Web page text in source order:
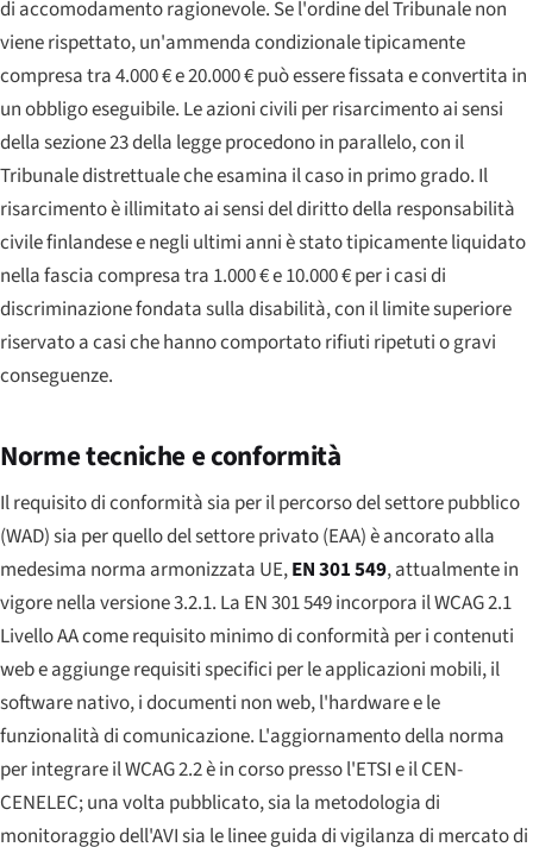
di accomodamento ragionevole. Se l'ordine del Tribunale non
viene rispettato, un'ammenda condizionale tipicamente
compresa tra 4.000 € e 20.000 € può essere fissata e convertita in
un obbligo eseguibile. Le azioni civili per risarcimento ai sensi
della sezione 23 della legge procedono in parallelo, con il
Tribunale distrettuale che esamina il caso in primo grado. Il
risarcimento è illimitato ai sensi del diritto della responsabilità
civile finlandese e negli ultimi anni è stato tipicamente liquidato
nella fascia compresa tra 1.000 € e 10.000 € per i casi di
discriminazione fondata sulla disabilità, con il limite superiore
riservato a casi che hanno comportato rifiuti ripetuti o gravi
conseguenze.
Norme tecniche e conformità
Il requisito di conformità sia per il percorso del settore pubblico
(WAD) sia per quello del settore privato (EAA) è ancorato alla
medesima norma armonizzata UE,EN 301 549, attualmente in
vigore nella versione 3.2.1. La EN 301 549 incorpora il WCAG 2.1
Livello AA come requisito minimo di conformità per i contenuti
web e aggiunge requisiti specifici per le applicazioni mobili, il
software nativo, i documenti non web, l'hardware e le
funzionalità di comunicazione. L'aggiornamento della norma
per integrare il WCAG 2.2 è in corso presso l'ETSI e il CEN-
CENELEC; una volta pubblicato, sia la metodologia di
monitoraggio dell'AVI sia le linee guida di vigilanza di mercato di